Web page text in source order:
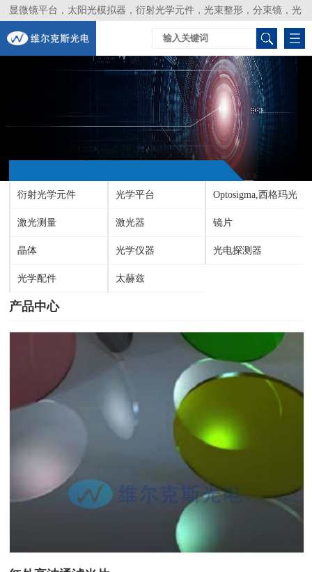
显微镜平台，太阳光模拟器，衍射光学元件，光束整形，分束镜，光
谱仪，生物激光器，光束分析仪，Layertec
衍射光学元件 光学平台 Optosigma,西格玛光
机
激光测量 激光器 镜片
晶体 光学仪器 光电探测器
光学配件 太赫兹
产品中心